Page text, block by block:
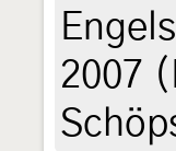
2007